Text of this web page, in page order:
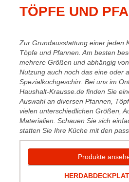
TÖPFE UND
Zur Grundausstattung einer jeden
Töpfe und Pfannen. Am besten
mehrere Größen und abhängig
Nutzung auch noch das eine oder
Spezialkochgeschirr. Bei uns im
Haushalt-Krausse.de finden Sie
Auswahl an diversen Pfannen,
vielen unterschiedlichen Größen,
Materialien. Schauen Sie sich
statten Sie Ihre Küche mit den
Produkte